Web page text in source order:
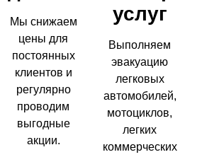
Мы снижаем
цены для
постоянных
клиентов и
регулярно
проводим
выгодные
акции.
услуг
Выполняем
эвакуацию
легковых
автомобилей,
мотоциклов,
легких
коммерческих